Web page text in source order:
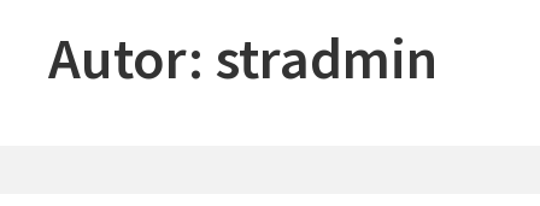
Autor: stradmin